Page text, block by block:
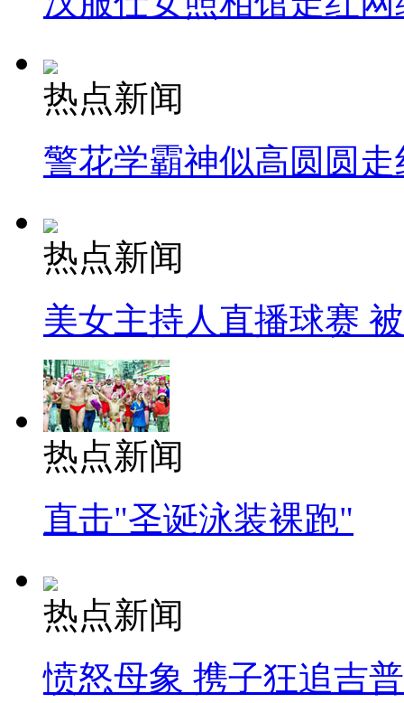
热点新闻
警花学霸神似高圆圆走
热点新闻
美女主持人直播球赛
热点新闻
直击"圣诞泳装裸跑"
热点新闻
愤怒母象 携子狂追吉